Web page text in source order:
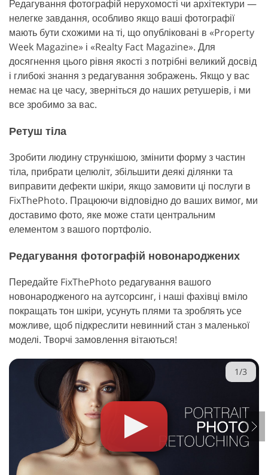
Редагування фотографій нерухомості чи архітектури —
нелегке завдання, особливо якщо ваші фотографії
мають бути схожими на ті, що опубліковані в «Property
Week Magazine» і «Realty Fact Magazine». Для
досягнення цього рівня якості з потрібні великий досвід
і глибокі знання з редагування зображень. Якщо у вас
немає на це часу, зверніться до наших ретушерів, і ми
все зробимо за вас.
Ретуш тіла
Зробити людину стрункішою, змінити форму з частин
тіла, прибрати целюліт, збільшити деякі ділянки та
виправити дефекти шкіри, якщо замовити ці послуги в
FixThePhoto. Працюючи відповідно до ваших вимог, ми
доставимо фото, яке може стати центральним
елементом з вашого портфоліо.
Редагування фотографій новонароджених
Передайте FixThePhoto редагування вашого
новонародженого на аутсорсинг, і наші фахівці вміло
покращать тон шкіри, усунуть плями та зроблять усе
можливе, щоб підкреслити невинний стан з маленької
моделі. Творчі замовлення вітаються!
1/3